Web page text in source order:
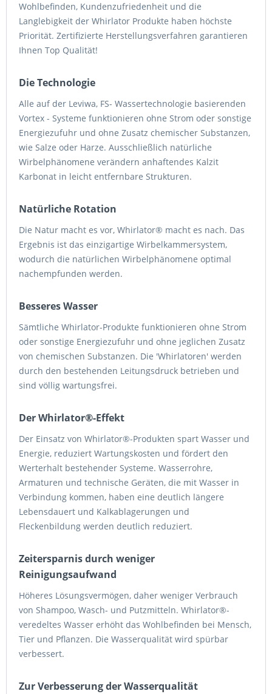
Wohlbefinden, Kundenzufriedenheit und die
Langlebigkeit der Whirlator Produkte haben höchste
Priorität. Zertifizierte Herstellungsverfahren garantieren
Ihnen Top Qualität!
Die Technologie
Alle auf der Leviwa, FS- Wassertechnologie basierenden
Vortex - Systeme funktionieren ohne Strom oder sonstige
Energiezufuhr und ohne Zusatz chemischer Substanzen,
wie Salze oder Harze. Ausschließlich natürliche
Wirbelphänomene verändern anhaftendes Kalzit
Karbonat in leicht entfernbare Strukturen.
Natürliche Rotation
Die Natur macht es vor, Whirlator® macht es nach. Das
Ergebnis ist das einzigartige Wirbelkammersystem,
wodurch die natürlichen Wirbelphänomene optimal
nachempfunden werden.
Besseres Wasser
Sämtliche Whirlator-Produkte funktionieren ohne Strom
oder sonstige Energiezufuhr und ohne jeglichen Zusatz
von chemischen Substanzen. Die 'Whirlatoren' werden
durch den bestehenden Leitungsdruck betrieben und
sind völlig wartungsfrei.
Der Whirlator®-Effekt
Der Einsatz von Whirlator®-Produkten spart Wasser und
Energie, reduziert Wartungskosten und fördert den
Werterhalt bestehender Systeme. Wasserrohre,
Armaturen und technische Geräten, die mit Wasser in
Verbindung kommen, haben eine deutlich längere
Lebensdauert und Kalkablagerungen und
Fleckenbildung werden deutlich reduziert.
Zeitersparnis durch weniger
Reinigungsaufwand
Höheres Lösungsvermögen, daher weniger Verbrauch
von Shampoo, Wasch- und Putzmitteln. Whirlator®-
veredeltes Wasser erhöht das Wohlbefinden bei Mensch,
Tier und Pflanzen. Die Wasserqualität wird spürbar
verbessert.
Zur Verbesserung der Wasserqualität